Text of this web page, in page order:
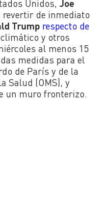
Unidos, Joe
revertir de inmediato
Trump respecto de
climático y otros
al menos 15
medidas para el
de París y de la
Salud (OMS), y
un muro fronterizo.